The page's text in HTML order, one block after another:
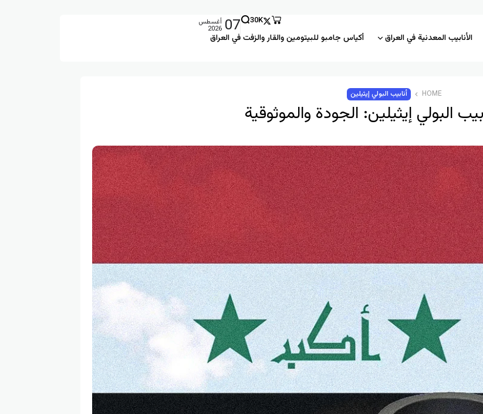
الأنابيب المعدنية في العراق أكياس جامبو للبيتومين والقار والزفت في العراق
30K
07 أغسطس
2026
HOME أنابيب البولي إيثيلين
البولي إيثيلين: الجودة والموثوقية